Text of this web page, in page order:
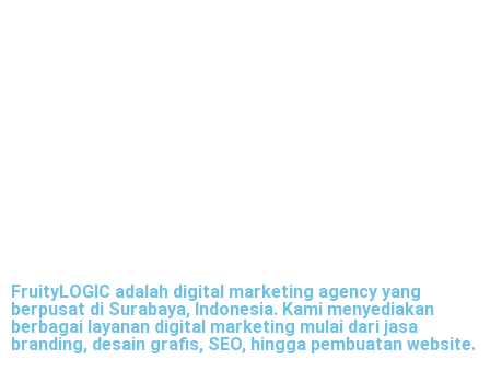
FruityLOGIC adalah digital marketing agency yang
berpusat di Surabaya, Indonesia. Kami menyediakan
berbagai layanan digital marketing mulai dari jasa
branding, desain grafis, SEO, hingga pembuatan website.